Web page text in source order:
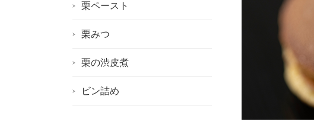
栗ペースト
栗みつ
栗の渋皮煮
ビン詰め